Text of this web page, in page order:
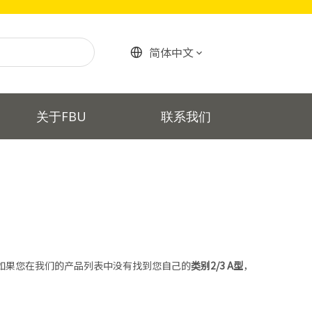
简体中文
关于FBU 联系我们
您在我们的产品列表中没有找到您自己的类别2/3 A型，